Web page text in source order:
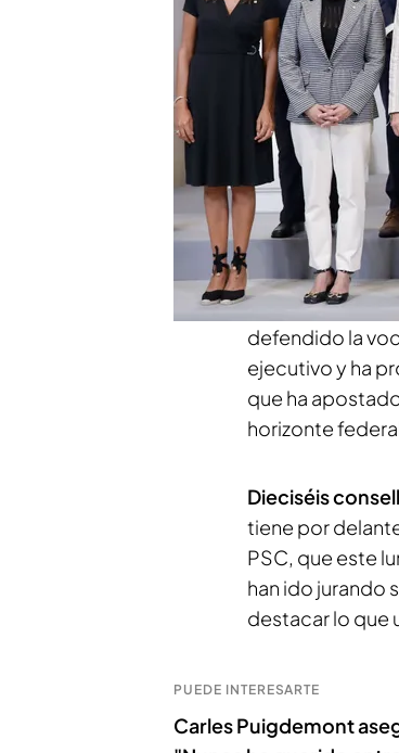
al
Compartir
Este lunes ha
con Salvador
en el vídeo, el
consenso, que
procès y para
defendido la
ejecutivo y ha
que ha
horizonte
Dieciséis
tiene por
PSC, que este
han ido jurando
destacar lo que
PUEDE INTERESARTE
Carles Puigdemont